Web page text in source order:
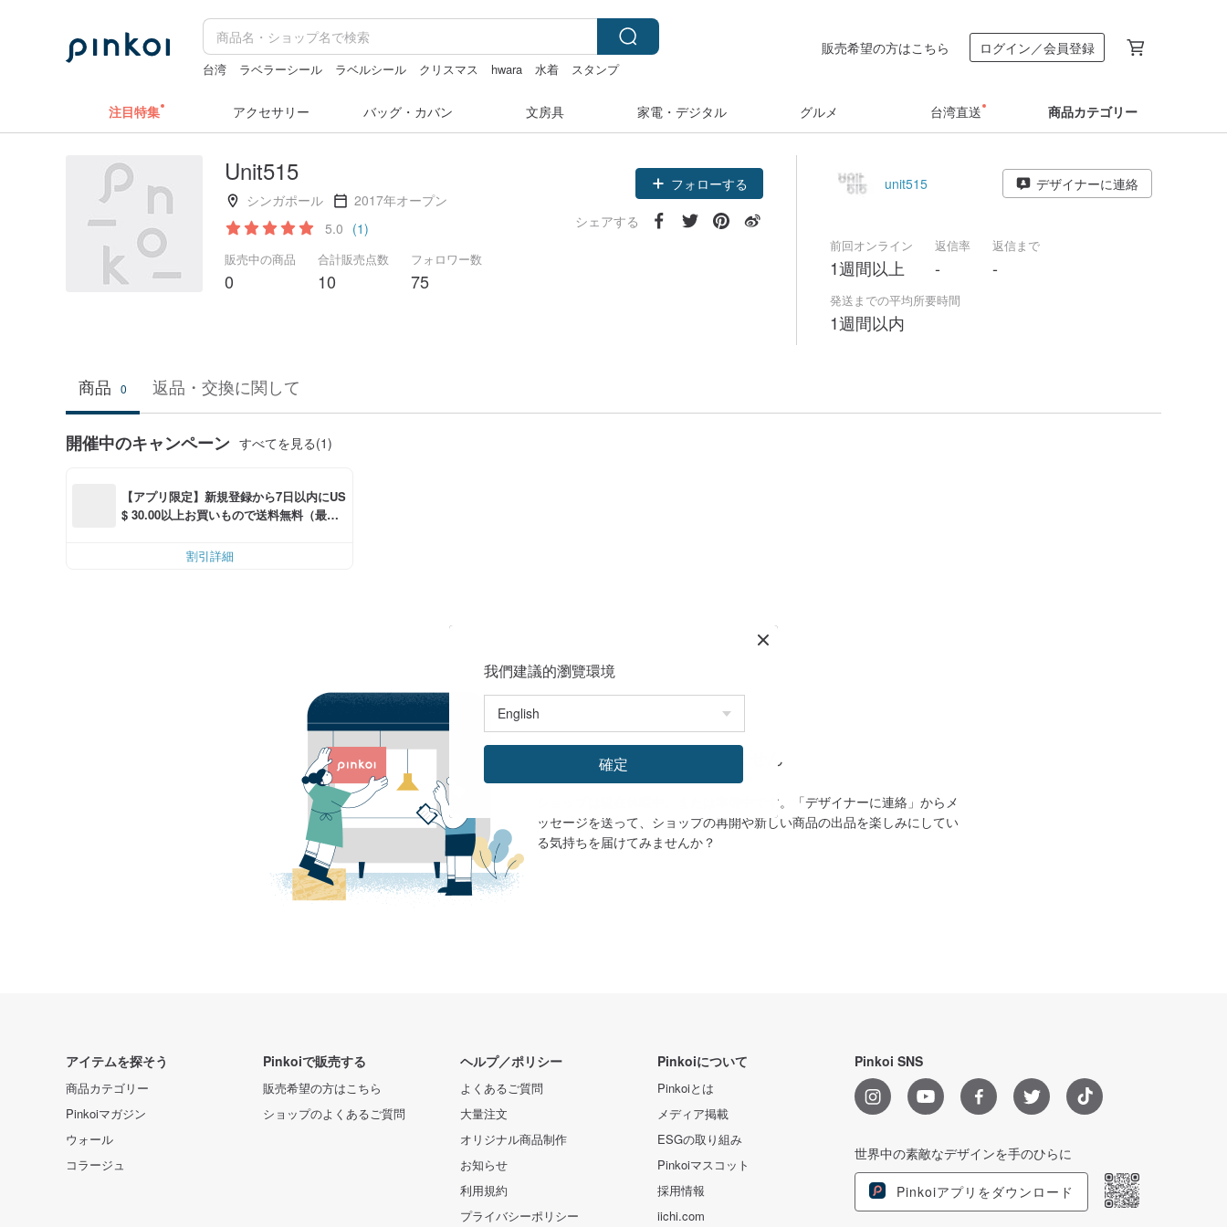
台湾 ラベラーシール ラベルシール クリスマス hwara 水着
スタンプ
販売希望の方はこちら ログイン／会員登録
注目特集 アクセサリー バッグ・カバン 文房具 家電・デジタル グルメ 台湾直送 商品カテゴリー
Unit515
シンガポール
2017年オープン
5.0 (1)
販売中の商品
0
合計販売点数
10
フォロワー数
75
フォローする
シェアする
unit515 デザイナーに連絡
前回オンライン
1週間以上
返信率
-
返信まで
-
発送までの平均所要時間
1週間以内
商品 0 返品・交換に関して
開催中のキャンペーン すべてを見る(1)
【アプリ限定】新規登録から7日以内にUS
$ 30.00以上お買いもので送料無料（最大U
割引詳細
ショップにまだ商品がありません
ショップは現在休暇中、または準備中です。「デザイナーに連絡」からメ
ッセージを送って、ショップの再開や新しい商品の出品を楽しみにしてい
る気持ちを届けてみませんか？
アイテムを探そう
商品カテゴリー
Pinkoiマガジン
ウォール
コラージュ
Pinkoiで販売する
販売希望の方はこちら
ショップのよくあるご質問
ヘルプ／ポリシー
よくあるご質問
大量注文
オリジナル商品制作
お知らせ
利用規約
プライバシーポリシー
Pinkoiについて
Pinkoiとは
メディア掲載
ESGの取り組み
Pinkoiマスコット
採用情報
iichi.com
Pinkoi SNS
世界中の素敵なデザインを手のひらに
Pinkoiアプリをダウンロード
我們建議的瀏覽環境
確定